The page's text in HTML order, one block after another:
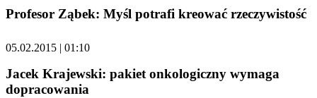
Profesor Ząbek: Myśl potrafi kreować rzeczywistość
05.02.2015 | 01:10
Jacek Krajewski: pakiet onkologiczny wymaga
dopracowania